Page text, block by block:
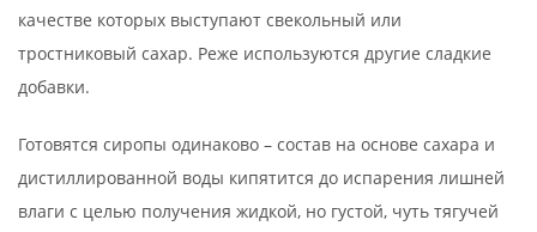
качестве которых выступают свекольный или
тростниковый сахар. Реже используются другие сладкие
добавки.
Готовятся сиропы одинаково – состав на основе сахара и
дистиллированной воды кипятится до испарения лишней
влаги с целью получения жидкой, но густой, чуть тягучей